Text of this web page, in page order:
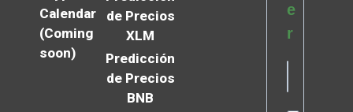
Calendar
(Coming
soon)
de Precios
XLM
Predicción
de Precios
BNB
e
r